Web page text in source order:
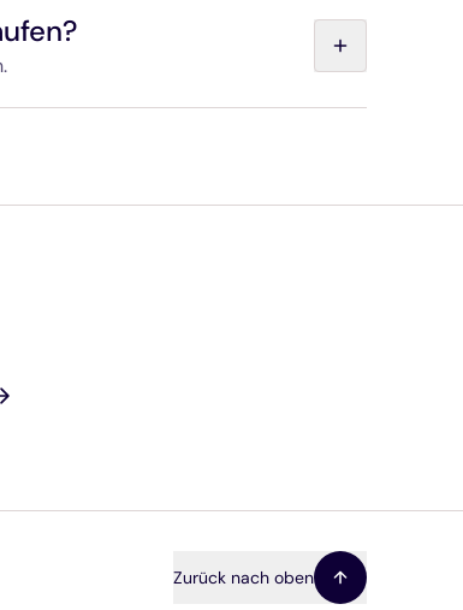
in Ihrem Fußraum,
und Assistenzhunde sind
Zurück nach oben